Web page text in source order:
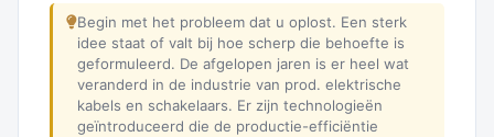
Begin met het probleem dat u oplost. Een sterk
idee staat of valt bij hoe scherp die behoefte is
geformuleerd. De afgelopen jaren is er heel wat
veranderd in de industrie van prod. elektrische
kabels en schakelaars. Er zijn technologieën
geïntroduceerd die de productie-efficiëntie